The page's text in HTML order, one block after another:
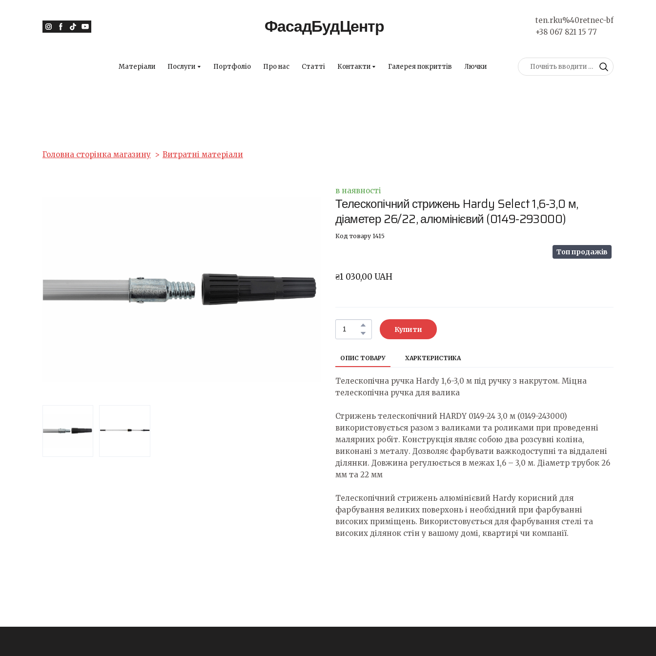
ФасадБудЦентр
ten.rku%40retnec-bf
+38 067 821 15 77
Матеріали Послуги Портфоліо Про нас Статті Контакти Галерея покриттів Лючки
Головна сторінка магазину Витратні матеріали
в наявності
Телескопічний стрижень Hardy Select 1,6-3,0 м,
діаметер 26/22, алюмінієвий (0149-293000)
Код товару 1415
Топ продажів
₴1 030,00 UAH
Купити
ОПИС ТОВАРУ ХАРКТЕРИСТИКА
Телескопічна ручка Hardy 1,6-3,0 м під ручку з накрутом. Міцна
телескопічна ручка для валика
Стрижень телескопічний HARDY 0149-24 3,0 м (0149-243000)
використовується разом з валиками та роликами при проведенні
малярних робіт. Конструкція являє собою два розсувні коліна,
виконані з металу. Дозволяє фарбувати важкодоступні та віддалені
ділянки. Довжина регулюється в межах 1,6 – 3,0 м. Діаметр трубок 26
мм та 22 мм
Телескопічний стрижень алюмінієвий Hardy корисний для
фарбування великих поверхонь і необхідний при фарбуванні
високих приміщень. Використовується для фарбування стелі та
високих ділянок стін у вашому домі, квартирі чи компанії.